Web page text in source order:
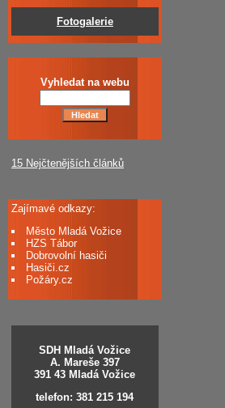
Fotogalerie
Vyhledat na webu
15 Nejčtenějších článků
Zajímavé odkazy:
Město Mladá Vožice
HZS Tábor
Dobrovolní hasiči
Hasiči.cz
Požáry.cz
SDH Mladá Vožice
A. Mareše 397
391 43 Mladá Vožice
telefon: 381 215 194